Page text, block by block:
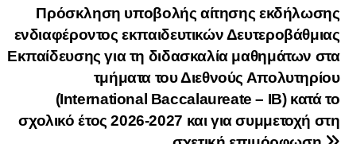
Πρόσκληση υποβολής αίτησης εκδήλωσης
ενδιαφέροντος εκπαιδευτικών Δευτεροβάθμιας
Εκπαίδευσης για τη διδασκαλία μαθημάτων στα
τμήματα του Διεθνούς Απολυτηρίου
(International Baccalaureate – IB) κατά το
σχολικό έτος 2026-2027 και για συμμετοχή στη